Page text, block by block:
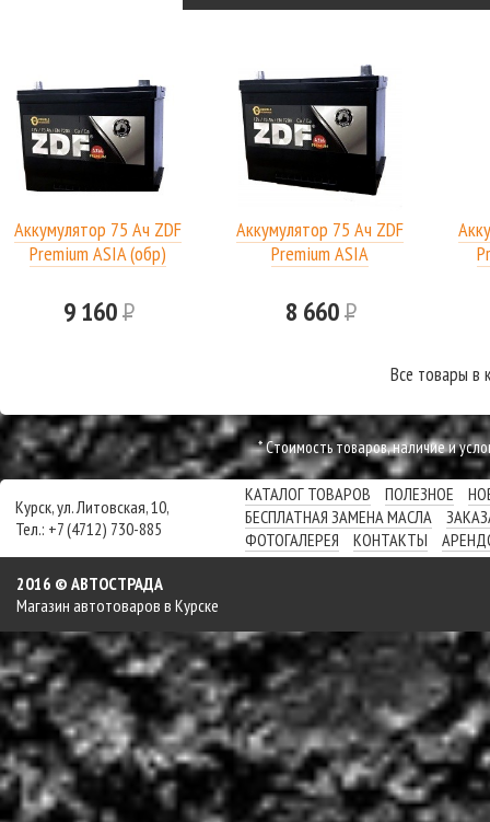
Аккумулятор 75 Ач ZDF
Premium ASIA (обр)
9 160Р
Аккумулятор 75 Ач ZDF
Premium ASIA
8 660Р
Все товары в
* Cтоимость товаров, наличие и
Курск, ул. Литовская, 10,
Тел.: +7 (4712) 730-885
КАТАЛОГ ТОВАРОВ ПОЛЕЗНОЕ
БЕСПЛАТНАЯ ЗАМЕНА МАСЛА
ФОТОГАЛЕРЕЯ
КОНТАКТЫ
2016 © АВТОСТРАДА
Магазин автотоваров в Курске